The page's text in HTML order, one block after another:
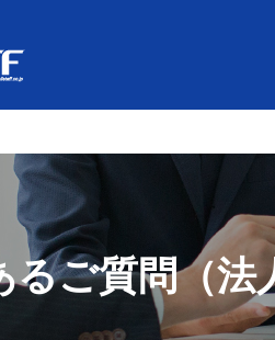
るご質問（法